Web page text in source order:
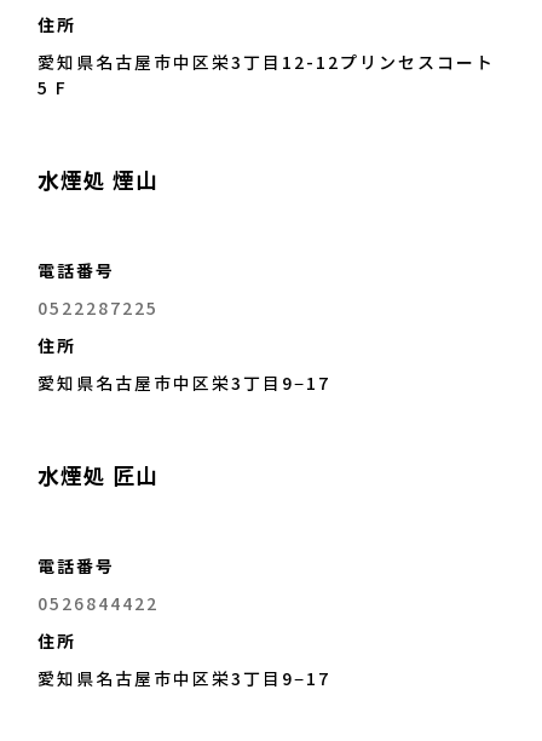
住所
愛知県名古屋市中区栄3丁目12-12プリンセスコート
5 F
水煙処 煙山
電話番号
0522287225
住所
愛知県名古屋市中区栄3丁目9−17
水煙処 匠山
電話番号
0526844422
住所
愛知県名古屋市中区栄3丁目9−17